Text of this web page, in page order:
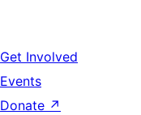
Get Involved
Events
Donate ↗